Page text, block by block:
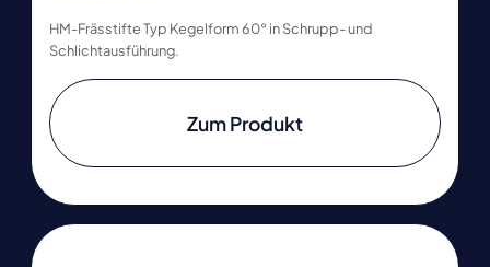
HM-Frässtifte Typ Kegelform 60° in Schrupp- und
Schlichtausführung.
Zum Produkt